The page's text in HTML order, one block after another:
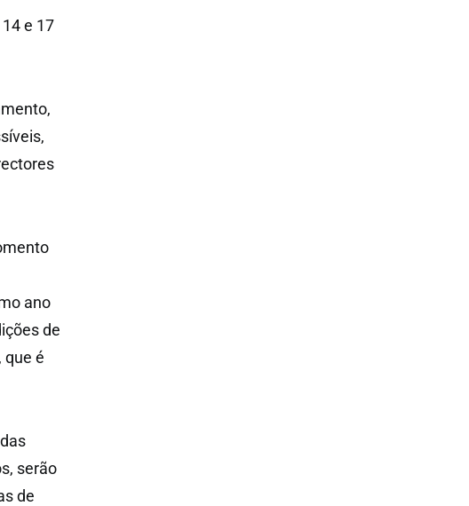
e 17
ano
de
que é
serão
de